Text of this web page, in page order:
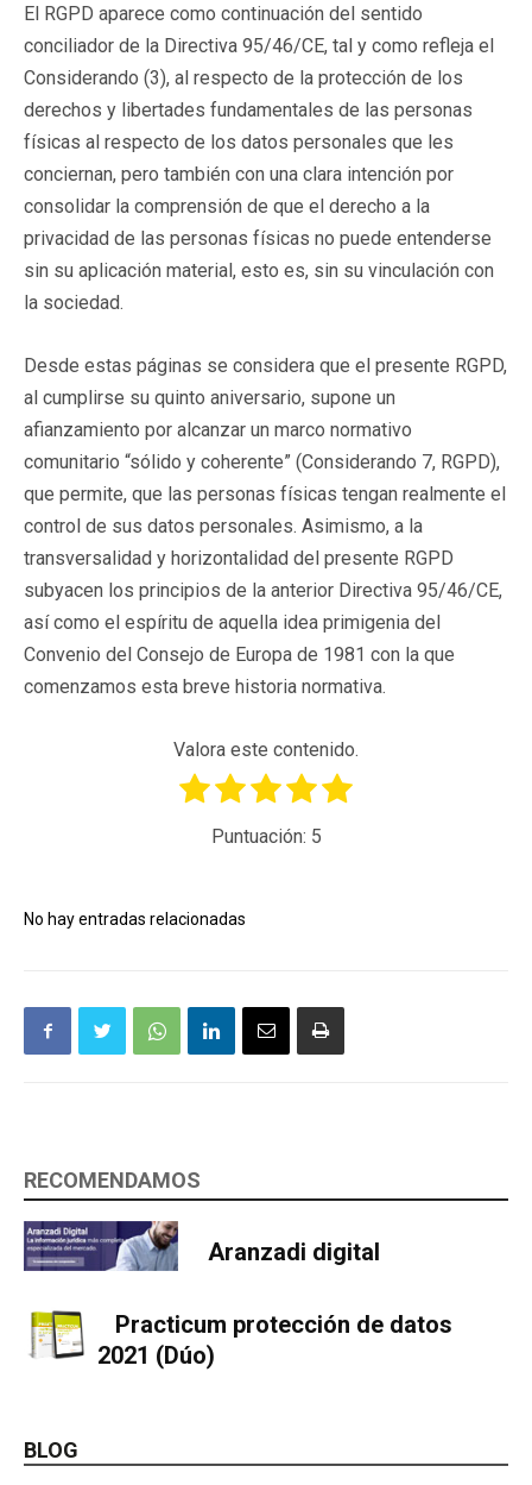
El RGPD aparece como continuación del sentido
conciliador de la Directiva 95/46/CE, tal y como refleja el
Considerando (3), al respecto de la protección de los
derechos y libertades fundamentales de las personas
físicas al respecto de los datos personales que les
conciernan, pero también con una clara intención por
consolidar la comprensión de que el derecho a la
privacidad de las personas físicas no puede entenderse
sin su aplicación material, esto es, sin su vinculación con
la sociedad.
Desde estas páginas se considera que el presente RGPD,
al cumplirse su quinto aniversario, supone un
afianzamiento por alcanzar un marco normativo
comunitario “sólido y coherente” (Considerando 7, RGPD),
que permite, que las personas físicas tengan realmente el
control de sus datos personales. Asimismo, a la
transversalidad y horizontalidad del presente RGPD
subyacen los principios de la anterior Directiva 95/46/CE,
así como el espíritu de aquella idea primigenia del
Convenio del Consejo de Europa de 1981 con la que
comenzamos esta breve historia normativa.
Valora este contenido.
Puntuación: 5
No hay entradas relacionadas
RECOMENDAMOS
Aranzadi digital
Practicum protección de datos
2021 (Dúo)
BLOG